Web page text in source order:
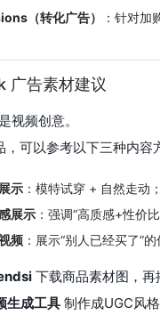
（转化广告）
：针对加
广告素材建议
视频创意。
可以参考以下三种内容
示 ：模特试穿 + 自然走动；
展示 ：强调“高质感+性价比
频 ：展示“别人已经买了”的
下载商品素材图，再
生成工具 制作成UGC风格